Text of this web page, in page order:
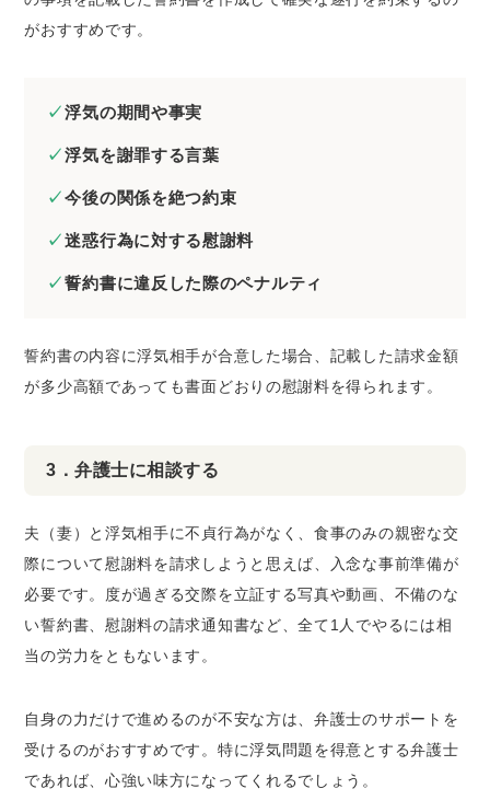
がおすすめです。
浮気の期間や事実
浮気を謝罪する言葉
今後の関係を絶つ約束
迷惑行為に対する慰謝料
誓約書に違反した際のペナルティ
誓約書の内容に浮気相手が合意した場合、記載した請求金額
が多少高額であっても書面どおりの慰謝料を得られます。
3．弁護士に相談する
夫（妻）と浮気相手に不貞行為がなく、食事のみの親密な交
際について慰謝料を請求しようと思えば、入念な事前準備が
必要です。度が過ぎる交際を立証する写真や動画、不備のな
い誓約書、慰謝料の請求通知書など、全て1人でやるには相
当の労力をともないます。
自身の力だけで進めるのが不安な方は、弁護士のサポートを
受けるのがおすすめです。特に浮気問題を得意とする弁護士
であれば、心強い味方になってくれるでしょう。